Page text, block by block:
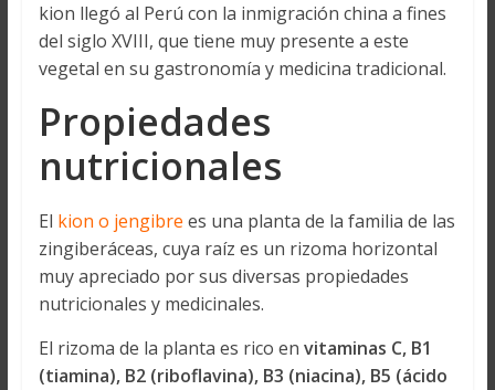
kion llegó al Perú con la inmigración china a fines
del siglo XVIII, que tiene muy presente a este
vegetal en su gastronomía y medicina tradicional.
Propiedades
nutricionales
El kion o jengibre es una planta de la familia de las
zingiberáceas, cuya raíz es un rizoma horizontal
muy apreciado por sus diversas propiedades
nutricionales y medicinales.
El rizoma de la planta es rico en vitaminas C, B1
(tiamina), B2 (riboflavina), B3 (niacina), B5 (ácido